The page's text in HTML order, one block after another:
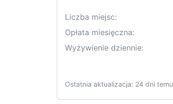
Liczba miejsc:
Opłata miesięczna:
Wyżywienie dziennie:
Ostatnia aktualizacja: 24 dni temu